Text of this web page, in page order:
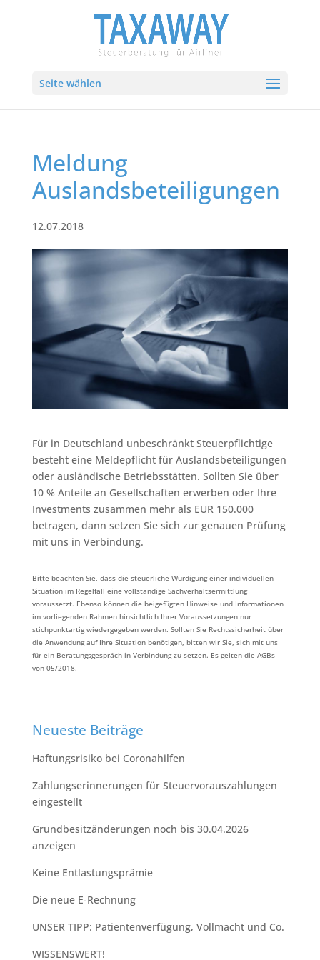
Seite wählen
Meldung
Auslandsbeteiligungen
12.07.2018
Für in Deutschland unbeschränkt Steuerpflichtige
besteht eine Meldepflicht für Auslandsbeteiligungen
oder ausländische Betriebsstätten. Sollten Sie über
10 % Anteile an Gesellschaften erwerben oder Ihre
Investments zusammen mehr als EUR 150.000
betragen, dann setzen Sie sich zur genauen Prüfung
mit uns in Verbindung.
Bitte beachten Sie, dass die steuerliche Würdigung einer individuellen
Situation im Regelfall eine vollständige Sachverhaltsermittlung
voraussetzt. Ebenso können die beigefügten Hinweise und Informationen
im vorliegenden Rahmen hinsichtlich Ihrer Voraussetzungen nur
stichpunktartig wiedergegeben werden. Sollten Sie Rechtssicherheit über
die Anwendung auf Ihre Situation benötigen, bitten wir Sie, sich mit uns
für ein Beratungsgespräch in Verbindung zu setzen. Es gelten die AGBs
von 05/2018.
Neueste Beiträge
Haftungsrisiko bei Coronahilfen
Zahlungserinnerungen für Steuervorauszahlungen
eingestellt
Grundbesitzänderungen noch bis 30.04.2026
anzeigen
Keine Entlastungsprämie
Die neue E-Rechnung
UNSER TIPP:⁠ Patientenverfügung, Vollmacht und Co.⁠
WISSENSWERT!